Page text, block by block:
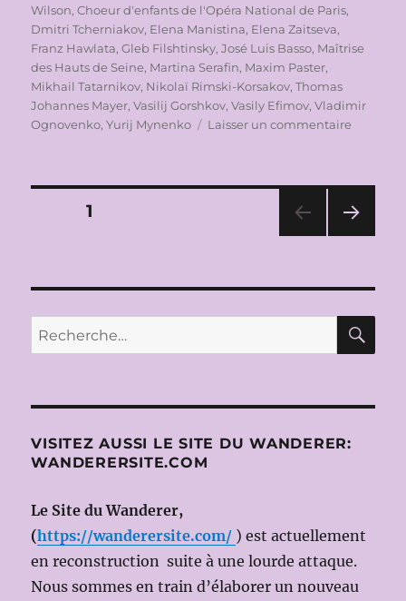
Wilson,Choeur d'enfants de l'Opéra National de Paris,
Dmitri Tcherniakov, Elena Manistina, Elena Zaitseva,
Franz Hawlata,Gleb Filshtinsky,José Luis Basso, Maîtrise
des Hauts de Seine, Martina Serafin, Maxim Paster,
Mikhail Tatarnikov, Nikolaï Rimski-Korsakov,Thomas
Johannes Mayer,Vasilij Gorshkov,Vasily Efimov,Vladimir
Ognovenko,Yurij Mynenko Laisser un commentairesur
2016-
2017:
DE
NEIGE
RIMSKI
Mikhail
Ms
Pagination
publications
PAGE1
ANT
E
Recherche
pour :
VISITEZ AUSSI LE SITE DU WANDERER:
WANDERERSITE.COM
Le Site du Wanderer,
(https://wanderersite.com/ ) est actuellement
en reconstruction suite à une lourde attaque.
Nous sommes en train d’élaborer un nouveau